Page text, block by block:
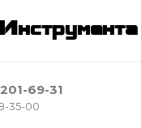
69-31
35-00